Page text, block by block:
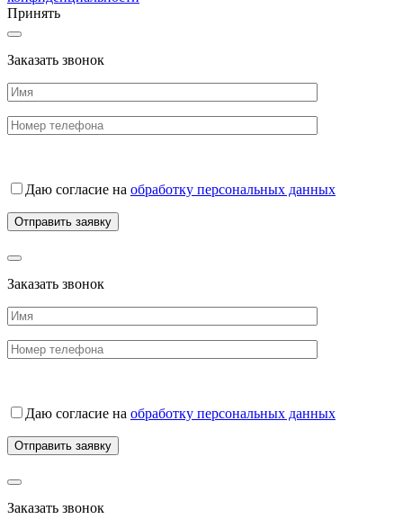
Принять
Заказать звонок
Даю согласие на обработку персональных данных
Заказать звонок
Даю согласие на обработку персональных данных
Заказать звонок